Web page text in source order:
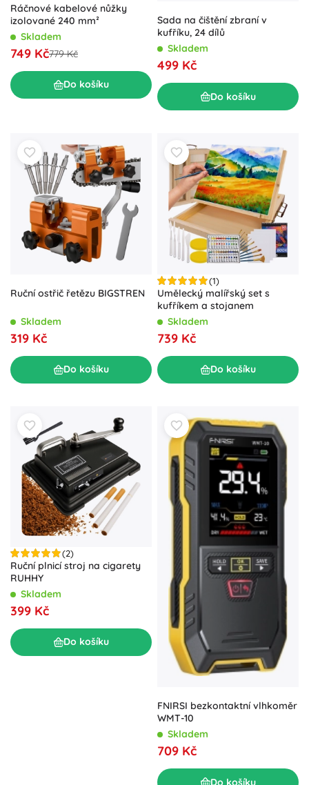
Ráčnové kabelové nůžky
izolované 240 mm²
Skladem
749 Kč779 Kč
Do košíku
Sada na čištění zbraní v
kufříku, 24 dílů
Skladem
499 Kč
Do košíku
Ruční ostřič řetězu BIGSTREN
Skladem
319 Kč
Do košíku
(1)
Umělecký malířský set s
kufříkem a stojanem
Skladem
739 Kč
Do košíku
(2)
Ruční plnicí stroj na cigarety
RUHHY
Skladem
399 Kč
Do košíku
FNIRSI bezkontaktní vlhkoměr
WMT-10
Skladem
709 Kč
Do košíku